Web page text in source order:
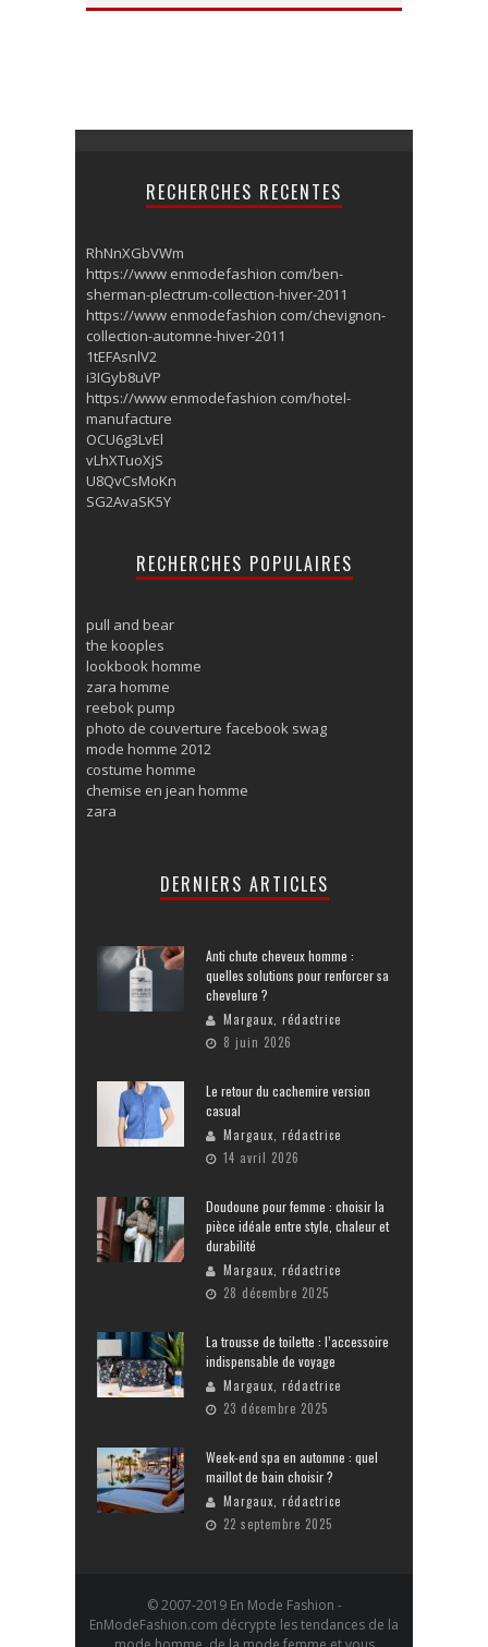
RECHERCHES RECENTES
RhNnXGbVWm
https://www enmodefashion com/ben-
sherman-plectrum-collection-hiver-2011
https://www enmodefashion com/chevignon-
collection-automne-hiver-2011
1tEFAsnlV2
i3IGyb8uVP
https://www enmodefashion com/hotel-
manufacture
OCU6g3LvEl
vLhXTuoXjS
U8QvCsMoKn
SG2AvaSK5Y
RECHERCHES POPULAIRES
pull and bear
the kooples
lookbook homme
zara homme
reebok pump
photo de couverture facebook swag
mode homme 2012
costume homme
chemise en jean homme
zara
DERNIERS ARTICLES
Anti chute cheveux homme :
quelles solutions pour renforcer sa
chevelure ?
Margaux, rédactrice
8 juin 2026
Le retour du cachemire version
casual
Margaux, rédactrice
14 avril 2026
Doudoune pour femme : choisir la
pièce idéale entre style, chaleur et
durabilité
Margaux, rédactrice
28 décembre 2025
La trousse de toilette : l’accessoire
indispensable de voyage
Margaux, rédactrice
23 décembre 2025
Week-end spa en automne : quel
maillot de bain choisir ?
Margaux, rédactrice
22 septembre 2025
© 2007-2019 En Mode Fashion -
EnModeFashion.com décrypte les tendances de la